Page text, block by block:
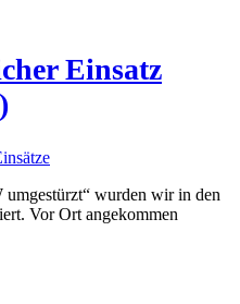
Einsatz
wurden wir in den
Vor Ort angekommen